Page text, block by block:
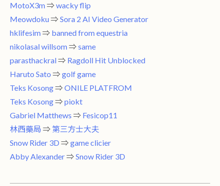
MotoX3m⇒ wacky flip
Meowdoku⇒ Sora 2 AI Video Generator
hklifesim⇒ banned from equestria
nikolasal willsom⇒ same
parasthackral⇒ Ragdoll Hit Unblocked
Haruto Sato ⇒ golf game
Teks Kosong⇒ ONILE PLATFROM
Teks Kosong⇒ piokt
Gabriel Matthews ⇒ Fesicop11
林西藥局 ⇒ 第三方士大夫
Snow Rider 3D ⇒ game clicier
Abby Alexander⇒ Snow Rider 3D